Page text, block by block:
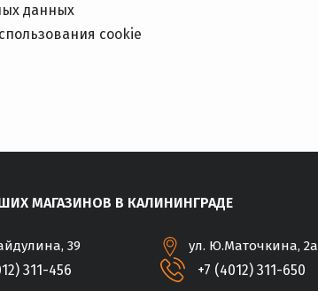
данных
cookie
МАГАЗИНОВ В КАЛИНИНГРАДЕ
39
311-456
ул. Ю.Маточкина, 2а
+7 (4012) 311-650